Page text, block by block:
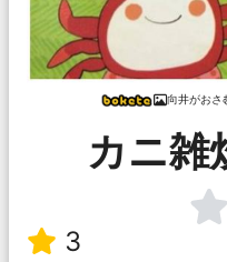
向井がおさ
カニ雑
3